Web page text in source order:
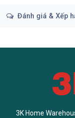
Đánh giá & Xếp
3K Home